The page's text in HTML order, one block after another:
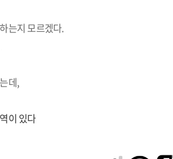
는지 모르겠다.
데,
이 있다